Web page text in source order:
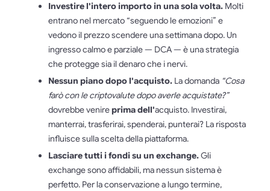
Investire l'intero importo in una sola volta. Molti
entrano nel mercato “seguendo le emozioni” e
vedono il prezzo scendere una settimana dopo. Un
ingresso calmo e parziale — DCA — è una strategia
che protegge sia il denaro che i nervi.
Nessun piano dopo l'acquisto. La domanda “Cosa
farò con le criptovalute dopo averle acquistate?”
dovrebbe venireprima dell'acquisto. Investirai,
manterrai, trasferirai, spenderai, punterai? La risposta
influisce sulla scelta della piattaforma.
Lasciare tutti i fondi su un exchange.Gli
exchange sono affidabili, ma nessun sistema è
perfetto. Per la conservazione a lungo termine,